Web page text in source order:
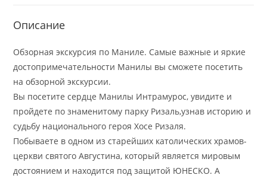
Описание
Обзорная экскурсия по Маниле. Самые важные и яркие
достопримечательности Манилы вы сможете посетить
на обзорной экскурсии.
Вы посетите сердце Манилы Интрамурос, увидите и
пройдете по знаменитому парку Ризаль,узнав историю и
судьбу национального героя Хосе Ризаля.
Побываете в одном из старейших католических храмов-
церкви святого Августина, который является мировым
достоянием и находится под защитой ЮНЕСКО. А